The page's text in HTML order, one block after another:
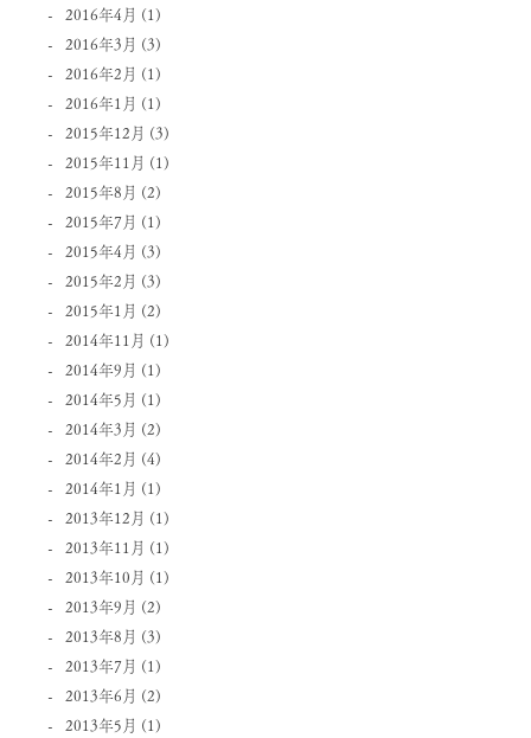
2016年4月 (1)
2016年3月 (3)
2016年2月 (1)
2016年1月 (1)
2015年12月 (3)
2015年11月 (1)
2015年8月 (2)
2015年7月 (1)
2015年4月 (3)
2015年2月 (3)
2015年1月 (2)
2014年11月 (1)
2014年9月 (1)
2014年5月 (1)
2014年3月 (2)
2014年2月 (4)
2014年1月 (1)
2013年12月 (1)
2013年11月 (1)
2013年10月 (1)
2013年9月 (2)
2013年8月 (3)
2013年7月 (1)
2013年6月 (2)
2013年5月 (1)